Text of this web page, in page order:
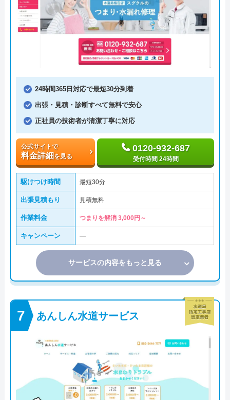
24時間365日対応で最短30分到着
出張・見積・診断すべて無料で安心
正社員の技術者が清潔丁寧に対応
公式サイトで
料金詳細を見る
0120-932-687
受付時間 24時間
駆けつけ時間 最短30分
出張見積もり 見積無料
作業料金 つまりを解消 3,000円～
キャンペーン ―
サービスの内容をもっと見る
あんしん水道サービス